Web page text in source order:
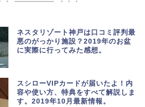
ネスタリゾート神戸は口コミ評判最
悪のがっかり施設？2019年のお盆
に実際に行ってみた感想。
スシローVIPカードが届いたよ！内
容や使い方、特典をすべて解説しま
す。2019年10月最新情報。